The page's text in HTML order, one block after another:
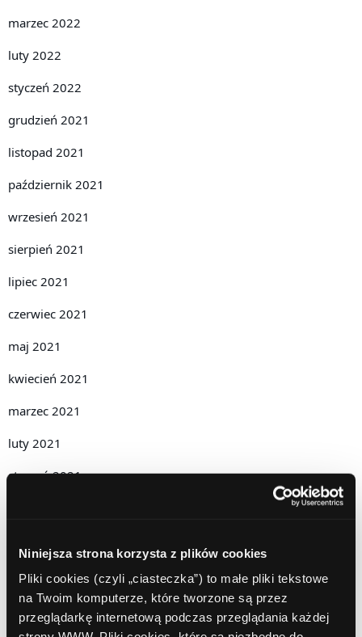
Niniejsza strona korzysta z plików cookies
Pliki cookies (czyli „ciasteczka”) to małe pliki tekstowe
na Twoim komputerze, które tworzone są przez
przeglądarkę internetową podczas przeglądania każdej
marzec 2022
luty 2022
styczeń 2022
grudzień 2021
listopad 2021
październik 2021
wrzesień 2021
sierpień 2021
lipiec 2021
czerwiec 2021
maj 2021
kwiecień 2021
marzec 2021
luty 2021
styczeń 2021
październik 2020
wrzesień 2020